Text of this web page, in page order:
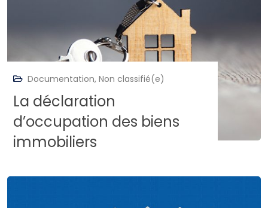
Documentation, Non classifié(e)
La déclaration
d’occupation des biens
immobiliers